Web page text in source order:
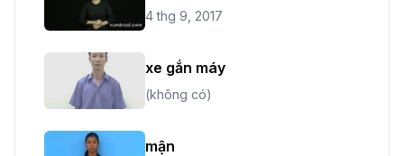
4 thg 9, 2017
xe gắn máy
(không có)
mận